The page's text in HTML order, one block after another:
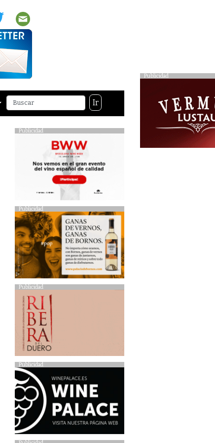
Publicidad
Ir
Publicidad
Publicidad
Publicidad
Publicidad